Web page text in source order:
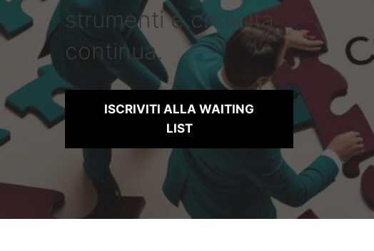
strumenti e crescita
continua.
ISCRIVITI ALLA WAITING
LIST